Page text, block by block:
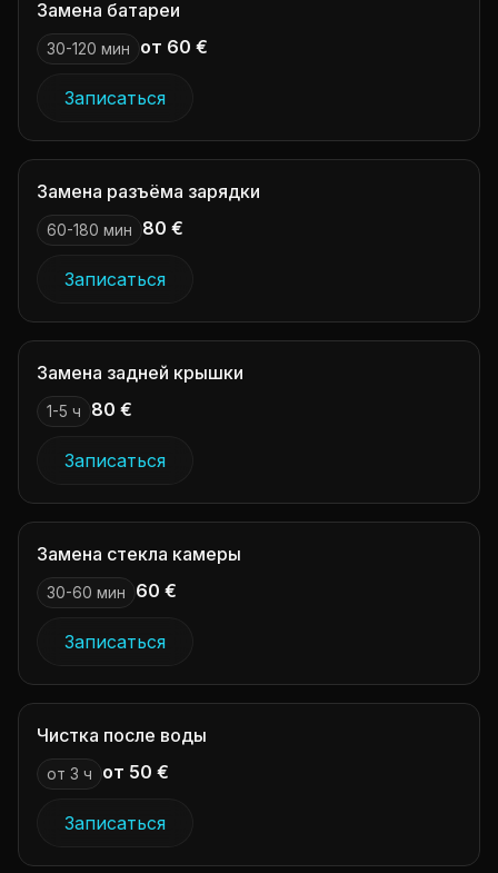
Замена батареи
30-120 мин от 60 €
Записаться
Замена разъёма зарядки
60-180 мин 80 €
Записаться
Замена задней крышки
1-5 ч 80 €
Записаться
Замена стекла камеры
30-60 мин 60 €
Записаться
Чистка после воды
от 3 ч от 50 €
Записаться